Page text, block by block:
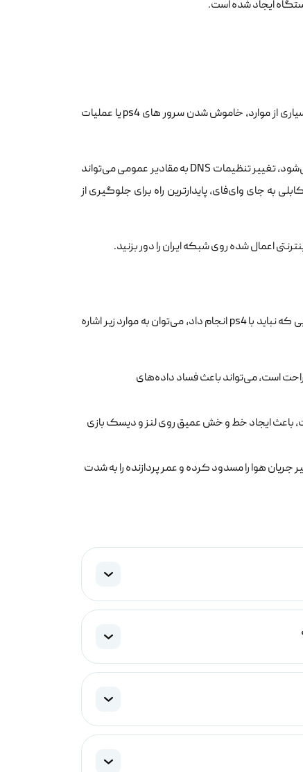
ایجاد شده است.
گاهی اوقات عدم اتصال به بخش آنلاین بازی‌ها به معنای خرابی کنسول نیست. در بسیاری از موارد، خاموش شدن سرور های ps4 یا عملیات
در صورتی که اینترنت شما وصل است اما کنسول با خطاهای NW-31201-7 مواجه می‌شود، تغییر تنظیمات DNS به مقادیر عمومی می‌تواند
به جای وای‌فای، پایدارترین راه برای جلوگیری از
اعمال شده روی شبکه ایران را دور بزنید.
برای طولانی‌تر شدن عمر مفید کنسول، رعایت برخی نکات الزامی است. از جمله کارهایی که نباید با ps4 انجام داد، می‌توان به موارد زیر اشاره
است، می‌تواند باعث فساد داده‌های
ایجاد خط و خش عمیق روی لنز و دیسک بازی
جریان هوا را مسدود کرده و عمر پردازنده را به شدت